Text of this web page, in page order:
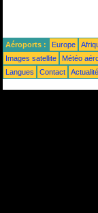
Aéroports : Europe
Images satellite
Météo
Langues
Contact